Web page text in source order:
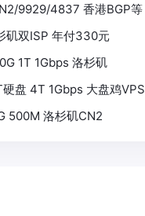
9929/4837 香港BGP等
矶双ISP 年付330元
1T 1Gbps 洛杉矶
盘 4T 1Gbps 大盘鸡VPS
500M 洛杉矶CN2